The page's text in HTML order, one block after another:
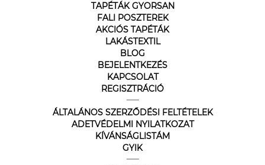
TAPÉTÁK GYORSAN
FALI POSZTEREK
AKCIÓS TAPÉTÁK
LAKÁSTEXTIL
BLOG
BEJELENTKEZÉS
KAPCSOLAT
REGISZTRÁCIÓ
ÁLTALÁNOS SZERZŐDÉSI FELTÉTELEK
ADETVÉDELMI NYILATKOZAT
KÍVÁNSÁGLISTÁM
GYIK